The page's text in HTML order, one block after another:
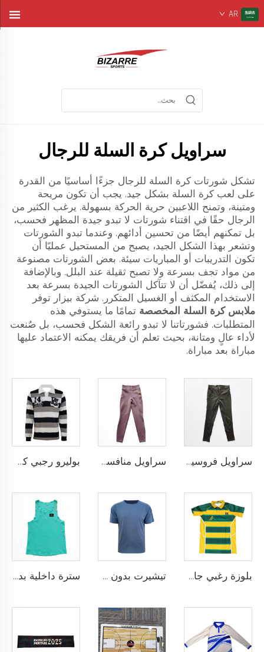
AR
سراويل كرة السلة للرجال
تشكل شورتات كرة السلة للرجال جزءًا أساسيًا من القدرة
على لعب كرة السلة بشكل جيد. يجب أن تكون مريحة
ومتينة، وتمنح اللاعبين حرية الحركة بسهولة. يرغب الكثير من
الرجال حقًا في اقتناء شورتات لا تبدو جيدة المظهر فحسب،
بل تمكنهم أيضًا من تحسين أدائهم. وعندما تبدو الشورتات
وتشعر بهذا الشكل الجيد، يصبح من المستحيل عمليًا أن
تكون التدريبات أو المباريات سيئة. بعض الشورتات مصنوعة
من مواد تجف بسرعة ولا تصبح ثقيلة عند البلل. وبالإضافة
إلى ذلك، يُفضّل أن لا تتآكل الشورتات الجيدة بسرعة بعد
الاستخدام المكثف أو الغسيل المتكرر. شركة بيزار توفر
ملابس كرة السلة المخصصة تمامًا ما يستوفي هذه
المتطلبات. فشورتاتنا لا تبدو رائعة الشكل فحسب، بل صُنعت
لأداء عالٍ ومتانة، بحيث تعلم أن فريقك يمكنه الاعتماد عليها
مباراة بعد مباراة.
سراويل فروسية أداء عالي مع نمط سيليكون مضاد للانزلاق وخيارات لإضافة شعار الفريق المخصص سراويل منافسة الفروسية بتقنية النقاط السيليكونية والتخصيص الكامل لنادي أو شعار شخصي بوليرو رجبي كلاسيكي مخصص مصنوع من قماش يام داي ثقيل الوزن بأكمام طويلة بتصميم رجعي للرجال
بلوزة رغبي جافة سريعة مصممة لفريق المدرسة، بلوزة رغبي بقماش أداء يسحب الرطوبة مع تخصيص بالتحميص تيشيرت بدون خياطة مصمم كقميص رياضي خالٍ من الاحتكاك لتحقيق أقصى درجات الراحة والأداء سترة داخلية بدون خياطة مع بنية شريط ملصوق حراريًا ومقاس نحيف خالٍ من الاحتكاك حسب الطلب لتجربة رياضية فائقة بدون أي إلهاء